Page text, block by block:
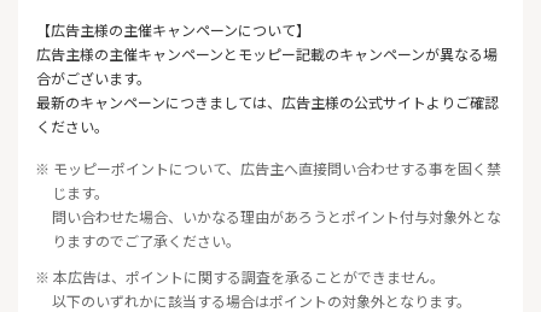
【広告主様の主催キャンペーンについて】
広告主様の主催キャンペーンとモッピー記載のキャンペーンが異なる場
合がございます。
最新のキャンペーンにつきましては、広告主様の公式サイトよりご確認
ください。
※ モッピーポイントについて、広告主へ直接問い合わせする事を固く禁
じます。
問い合わせた場合、いかなる理由があろうとポイント付与対象外とな
りますのでご了承ください。
※ 本広告は、ポイントに関する調査を承ることができません。
以下のいずれかに該当する場合はポイントの対象外となります。